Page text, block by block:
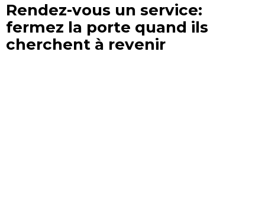
Rendez-vous un service:
fermez la porte quand ils
cherchent à revenir